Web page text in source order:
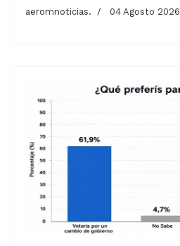
aeromnoticias. 04 Agosto 2026